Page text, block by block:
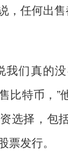
，任何出售
我们真的
比特币，”
选择，包
票发行。